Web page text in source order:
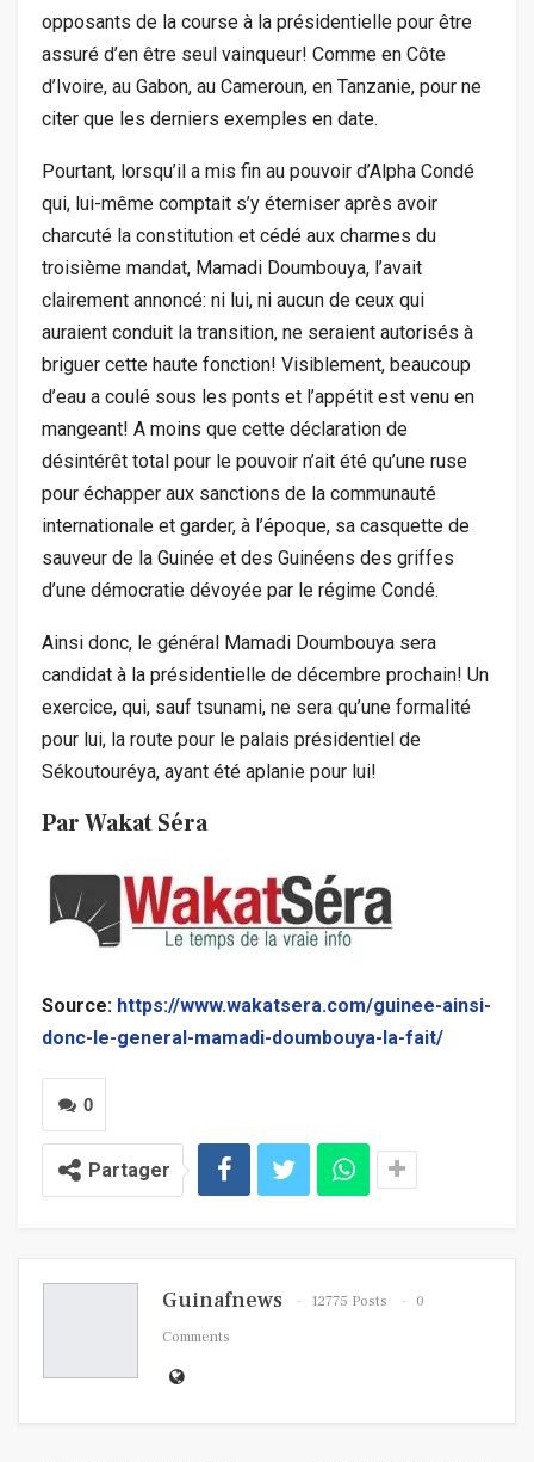
opposants de la course à la présidentielle pour être
assuré d’en être seul vainqueur! Comme en Côte
d’Ivoire, au Gabon, au Cameroun, en Tanzanie, pour ne
citer que les derniers exemples en date.
Pourtant, lorsqu’il a mis fin au pouvoir d’Alpha Condé
qui, lui-même comptait s’y éterniser après avoir
charcuté la constitution et cédé aux charmes du
troisième mandat, Mamadi Doumbouya, l’avait
clairement annoncé: ni lui, ni aucun de ceux qui
auraient conduit la transition, ne seraient autorisés à
briguer cette haute fonction! Visiblement, beaucoup
d’eau a coulé sous les ponts et l’appétit est venu en
mangeant! A moins que cette déclaration de
désintérêt total pour le pouvoir n’ait été qu’une ruse
pour échapper aux sanctions de la communauté
internationale et garder, à l’époque, sa casquette de
sauveur de la Guinée et des Guinéens des griffes
d’une démocratie dévoyée par le régime Condé.
Ainsi donc, le général Mamadi Doumbouya sera
candidat à la présidentielle de décembre prochain! Un
exercice, qui, sauf tsunami, ne sera qu’une formalité
pour lui, la route pour le palais présidentiel de
Sékoutouréya, ayant été aplanie pour lui!
Par Wakat Séra
Source: https://www.wakatsera.com/guinee-ainsi-
donc-le-general-mamadi-doumbouya-la-fait/
0
Partager
Guinafnews 12775 Posts
0
Comments